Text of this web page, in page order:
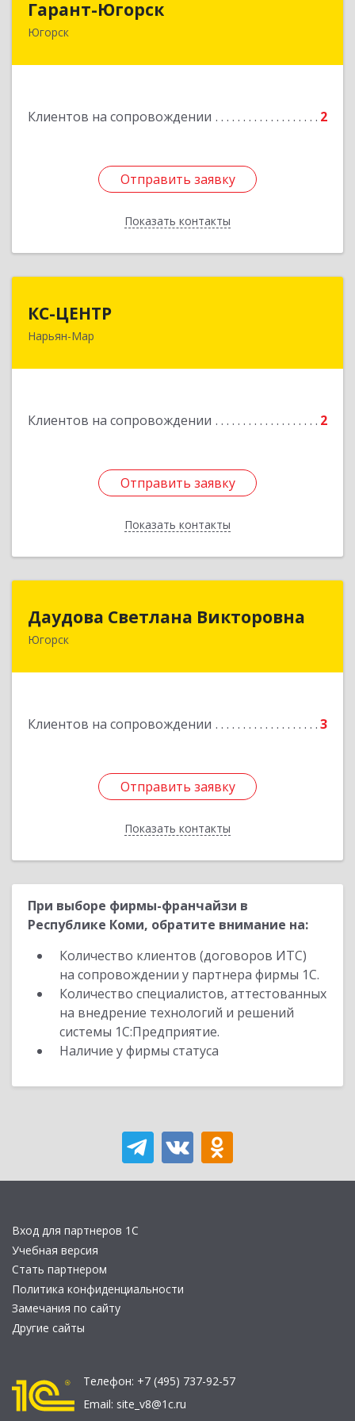
Гарант-Югорск
Югорск
Клиентов на сопровождении 2
Отправить заявку
Показать контакты
628260, Ханты-Мансийский Автономный округ
Отправить заявку
Назад
КС-ЦЕНТР
Нарьян-Мар
Клиентов на сопровождении 2
Отправить заявку
Показать контакты
Отправить заявку
Назад
Даудова Светлана Викторовна
Югорск
Клиентов на сопровождении 3
Отправить заявку
Показать контакты
Отправить заявку
Назад
При выборе фирмы-франчайзи в
Республике Коми, обратите внимание на:
Количество клиентов (договоров ИТС)
на сопровождении у партнера фирмы 1С.
Количество специалистов, аттестованных
на внедрение технологий и решений
системы 1С:Предприятие.
Наличие у фирмы статуса
Вход для партнеров 1С
Учебная версия
Стать партнером
Политика конфиденциальности
Замечания по сайту
Другие сайты
Телефон: +7 (495) 737-92-57
Email: site_v8@1c.ru